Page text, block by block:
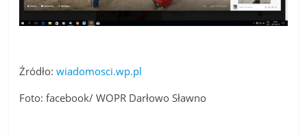
Źródło:wiadomosci.wp.pl
Foto: facebook/ WOPR Darłowo Sławno